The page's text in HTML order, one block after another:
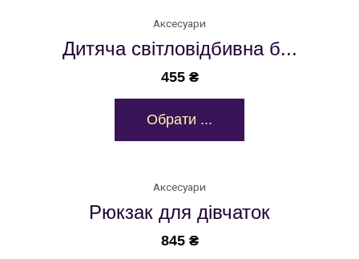
Аксесуари
Дитяча світловідбивна б...
455 ₴
Обрати ...
Аксесуари
Рюкзак для дівчаток
845 ₴